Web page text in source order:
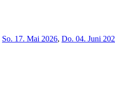
So. 17. Mai 2026, Do. 04. Juni